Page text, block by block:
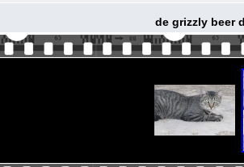
de grizzly beer